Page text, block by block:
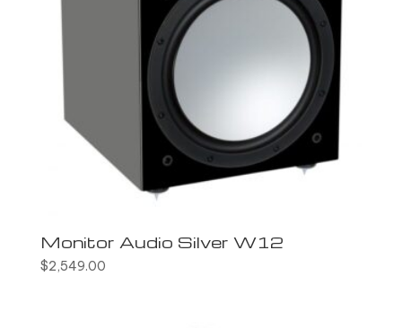
Monitor Audio Silver W12
$2,549.00